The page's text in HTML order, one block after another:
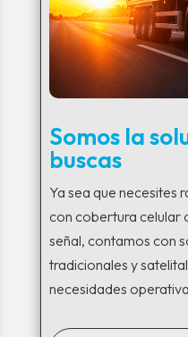
Somos la
buscas
Ya sea que necesites
con cobertura celular
señal, contamos con
tradicionales y
necesidades